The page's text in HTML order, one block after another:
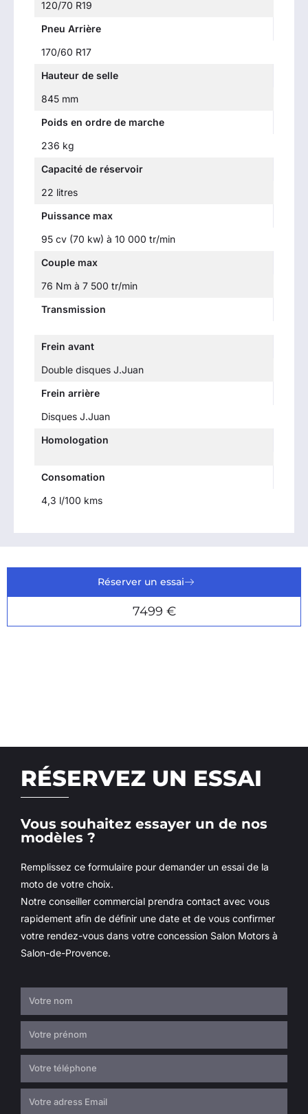
120/70 R19
Pneu Arrière
170/60 R17
Hauteur de selle
845 mm
Poids en ordre de marche
236 kg
Capacité de réservoir
22 litres
Puissance max
95 cv (70 kw) à 10 000 tr/min
Couple max
76 Nm à 7 500 tr/min
Transmission
Frein avant
Double disques J.Juan
Frein arrière
Disques J.Juan
Homologation
Consomation
4,3 l/100 kms
Réserver un essai
7499 €
RÉSERVEZ UN ESSAI
Vous souhaitez essayer un de nos
modèles ?
Remplissez ce formulaire pour demander un essai de la
moto de votre choix.
Notre conseiller commercial prendra contact avec vous
rapidement afin de définir une date et de vous confirmer
votre rendez-vous dans votre concession Salon Motors à
Salon-de-Provence.